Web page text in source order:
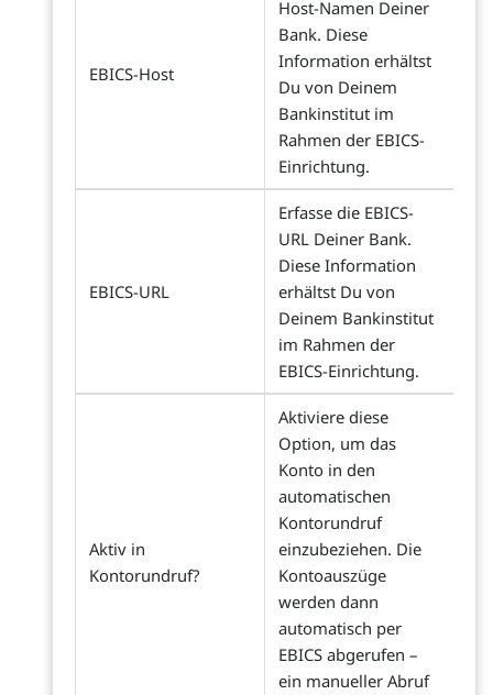
EBICS-Host
Host-Namen Deiner
Bank. Diese
Information erhältst
Du von Deinem
Bankinstitut im
Rahmen der EBICS-
Einrichtung.
EBICS-URL
Erfasse die EBICS-
URL Deiner Bank.
Diese Information
erhältst Du von
Deinem Bankinstitut
im Rahmen der
EBICS-Einrichtung.
Aktiv in
Kontorundruf?
Aktiviere diese
Option, um das
Konto in den
automatischen
Kontorundruf
einzubeziehen. Die
Kontoauszüge
werden dann
automatisch per
EBICS abgerufen –
ein manueller Abruf